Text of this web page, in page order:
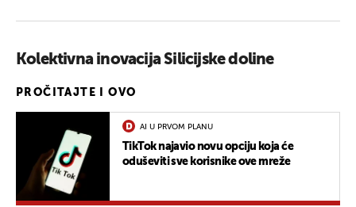
Kolektivna inovacija Silicijske doline
PROČITAJTE I OVO
AI U PRVOM PLANU
TikTok najavio novu opciju koja će
oduševiti sve korisnike ove mreže